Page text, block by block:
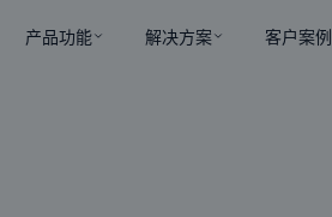
产品功能 解决方案 客户案例